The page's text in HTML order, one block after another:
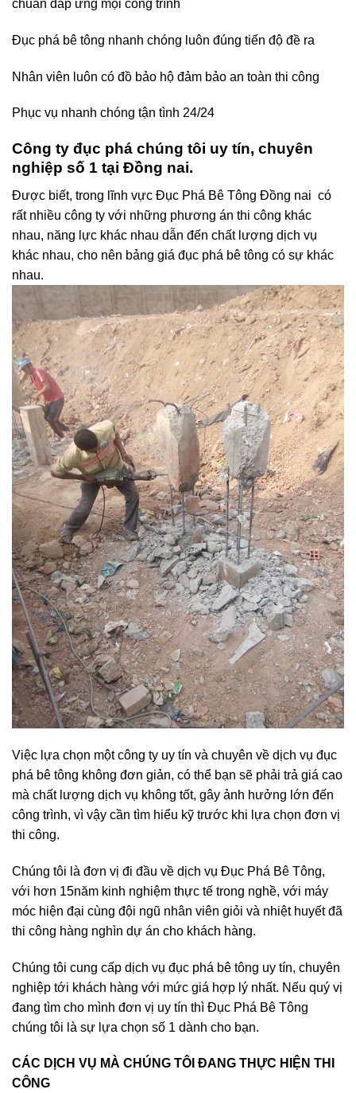
chuẩn đáp ứng mọi công trình
Đục phá bê tông nhanh chóng luôn đúng tiến độ đề ra
Nhân viên luôn có đồ bảo hộ đảm bảo an toàn thi công
Phục vụ nhanh chóng tận tình 24/24
Công ty đục phá chúng tôi uy tín, chuyên
nghiệp số 1 tại Đồng nai.
Được biết, trong lĩnh vực Đục Phá Bê Tông Đồng nai có
rất nhiều công ty với những phương án thi công khác
nhau, năng lực khác nhau dẫn đến chất lượng dịch vụ
khác nhau, cho nên bảng giá đục phá bê tông có sự khác
nhau.
Việc lựa chọn một công ty uy tín và chuyên về dịch vụ đục
phá bê tông không đơn giản, có thể bạn sẽ phải trả giá cao
mà chất lượng dịch vụ không tốt, gây ảnh hưởng lớn đến
công trình, vì vậy cần tìm hiểu kỹ trước khi lựa chọn đơn vị
thi công.
Chúng tôi là đơn vị đi đầu về dịch vụ Đục Phá Bê Tông,
với hơn 15năm kinh nghiệm thực tế trong nghề, với máy
móc hiện đại cùng đội ngũ nhân viên giỏi và nhiệt huyết đã
thi công hàng nghìn dự án cho khách hàng.
Chúng tôi cung cấp dịch vụ đục phá bê tông uy tín, chuyên
nghiệp tới khách hàng với mức giá hợp lý nhất. Nếu quý vị
đang tìm cho mình đơn vị uy tín thì Đục Phá Bê Tông
chúng tôi là sự lựa chọn số 1 dành cho bạn.
CÁC DỊCH VỤ MÀ CHÚNG TÔI ĐANG THỰC HIỆN THI
CÔNG